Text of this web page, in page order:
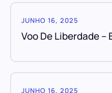
JUNHO 16, 2025
Voo De Liberdade –
JUNHO 16, 2025